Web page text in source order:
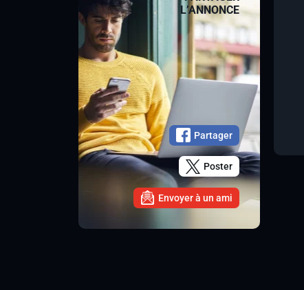
L’ANNONCE
Partager
Poster
Envoyer à un ami